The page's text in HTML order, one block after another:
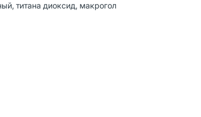
титана диоксид, макрогол